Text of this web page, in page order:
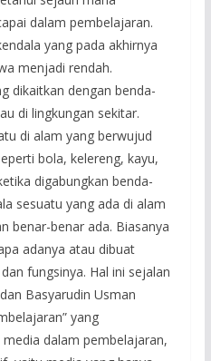
dalam pembelajaran.
yang pada akhirnya
menjadi rendah.
dikaitkan dengan benda-
di lingkungan sekitar.
di alam yang berwujud
bola, kelereng, kayu,
digabungkan benda-
sesuatu yang ada di alam
benar-benar ada. Biasanya
adanya atau dibuat
fungsinya. Hal ini sejalan
Basyarudin Usman
yang
dalam pembelajaran,